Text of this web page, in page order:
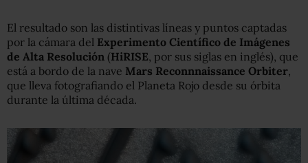
El resultado son las distintivas líneas y puntos captadas
por la cámara del Experimento Científico de Imágenes
de Alta Resolución (HiRISE , por sus siglas en inglés), que
está a bordo de la nave Mars Reconnnaissance Orbiter
que lleva fotografiando el Planeta Rojo desde su órbita
durante la última década.